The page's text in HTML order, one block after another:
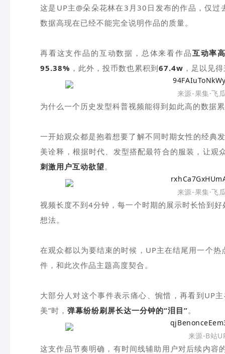
这是UP主@朵朵花林在3月30日发布的作品，仅
数据高现在已经不能完全说明作品的质量。
再看这支作品的互动数据，总体来看作品互动率
95.38% ，此外，投币数也累积到67.4w ，足以见
来源-果集·飞
为什么一个历史发型科普视频能得到如此高的数据
一开始观众都是抱着想要了解不同时期女性的经典
美诠释，根据时代、发型搭配最符合的服装，让
刺激用户互动欲望。
来源-果集·飞
视频长度不到4分钟，每一个时期的展示时长恰到
想法。
在观众都以为要结束的时候，UP主在结尾用一个
件，和此次作品主题高度契合。
大部分人对这个事件表示痛心、惋惜，再看到UP
美”时， 弹幕纷纷刷屏长达一分钟的“泪目”。
来源-B站
这支作品节奏明确，有时间线辅助用户对后续内容